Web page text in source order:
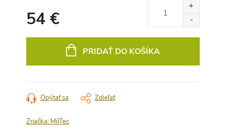
54 €
PRIDAŤ DO KOŠÍKA
Opýtať sa Zdieľať
Značka: MilTec